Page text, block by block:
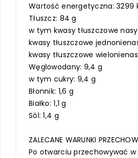
Wartość energetyczna: 3299
Tłuszcz: 84 g
w tym kwasy tłuszczowe
kwasy tłuszczowe
kwasy tłuszczowe
Węglowodany: 9,4 g
w tym cukry: 9,4 g
Błonnik: 1,6 g
Białko: 1,1 g
Sól: 1,4 g
ZALECANE WARUNKI
Po otwarciu przechowywać